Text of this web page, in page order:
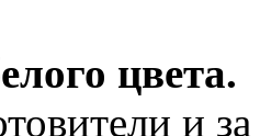
цвета.
и